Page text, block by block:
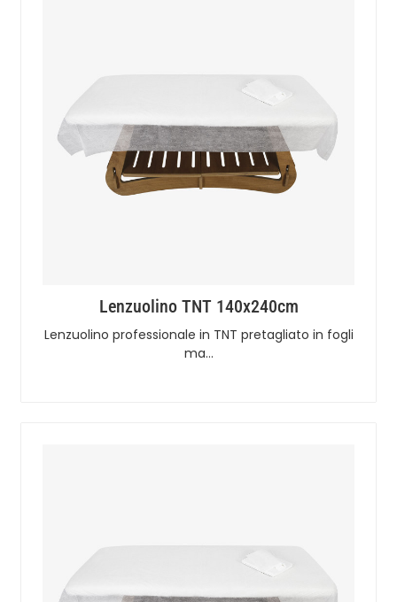
Lenzuolino TNT 140x240cm
Lenzuolino professionale in TNT pretagliato in fogli
ma…